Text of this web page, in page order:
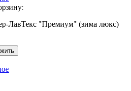
ЛавТекс "Премиум" (зима люкс)